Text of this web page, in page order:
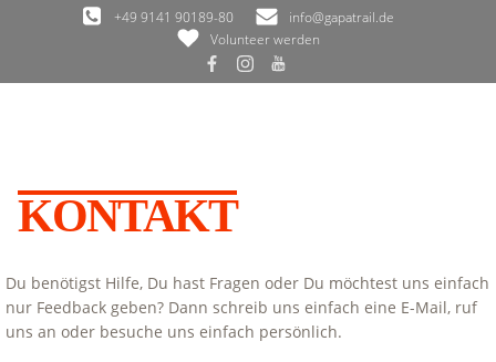
Zum
Inhalt
springen
+49 9141 90189-80
info@gapatrail.de
Volunteer werden
KONTAKT
Du benötigst Hilfe, Du hast Fragen oder Du möchtest uns einfach
nur Feedback geben? Dann schreib uns einfach eine E-Mail, ruf
uns an oder besuche uns einfach persönlich.